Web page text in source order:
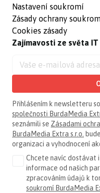
Nastavení soukromí
Zásady ochrany
Cookies zásady
Zajímavosti ze světa IT
Přihlášením k newsletteru
společnosti BurdaMedia
seznámili se Zásadami
BurdaMedia Extra s.r.o.
organizaci a vyhodnocení
Chcete navíc dostávat
informace od našich
zpracováním údajů k
soukromí BurdaMedia